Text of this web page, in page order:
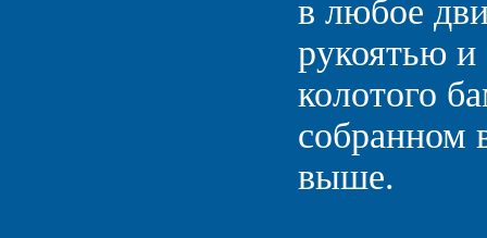
в любое
рукоятью и
колотого
собранном
выше.